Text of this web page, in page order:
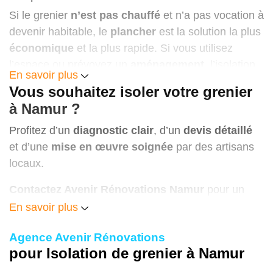
facture est immédiat.
performances, preuves photos).
Si le grenier n’est pas chauffé et n’a pas vocation à
devenir habitable, le plancher est la solution la plus
économique et la plus rapide. Si vous utilisez
sous rampants
La condensation est-elle un risque après
Oui si le pare-vapeur et l’étanchéité à l’airsont
négligés. Nous assurons la
entrées d’air). Résultat : parois plus chaudes
isolantsec, pas de moisissures.
Comment garder un espace de rangement ?
Nous posons desrehaussespour surélever un
En savoir plus
Vous souhaitez isoler votre grenier
à Namur ?
Profitez d’un diagnostic clair, d’un devis détaillé
et d’une mise en œuvre soignée par des artisans
locaux.
Contactez Avenir Rénovations Namur pour un
grenierconfortable, sain et performant
En savoir plus
Agence Avenir Rénovations
pour Isolation de grenier à Namur